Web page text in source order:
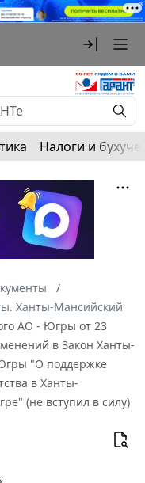
Налоги и
Ханты-Мансийский
АО - Югры от 23
в Закон Ханты-
"О поддержке
в Ханты-
(не вступил в силу)